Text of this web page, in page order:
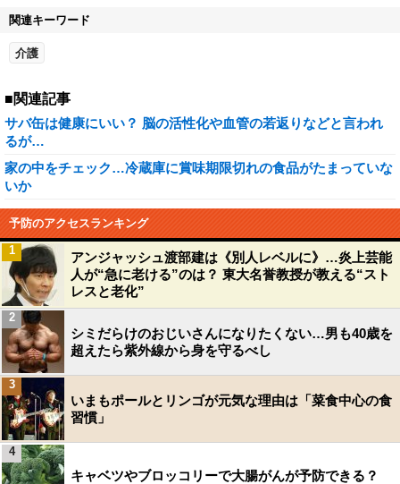
関連キーワード
介護
■関連記事
サバ缶は健康にいい？ 脳の活性化や血管の若返りなどと言われ
るが…
家の中をチェック…冷蔵庫に賞味期限切れの食品がたまっていな
いか
予防のアクセスランキング
アンジャッシュ渡部建は《別人レベルに》…炎上芸能
人が“急に老ける”のは？ 東大名誉教授が教える“スト
レスと老化”
1
シミだらけのおじいさんになりたくない…男も40歳を
超えたら紫外線から身を守るべし
2
いまもポールとリンゴが元気な理由は「菜食中心の食
習慣」
3
キャベツやブロッコリーで大腸がんが予防できる？
4